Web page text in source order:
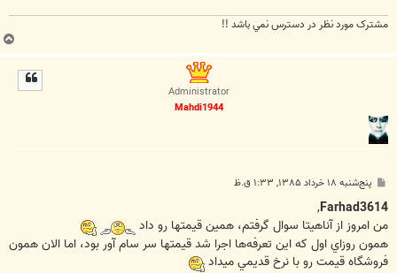
مشترک مورد نظر در دسترس نمي باشد !!
ب
ا
Administrator
Mahdi1944
پ
ت
پنج‌شنبه ۱۸ خرداد ۱۳۸۵, ۱:۳۳ ق.ظ
Farhad3614
,
من امروز از آناهيتا سوال گرفتم، همين قيمتها رو داد
همون روزاي اول كه اين تعرفه‌ها اجرا شد قيمتها سر سام آور بود، اما الان همون
فروشگاه قيمت رو با نرخ قديمي ميداد